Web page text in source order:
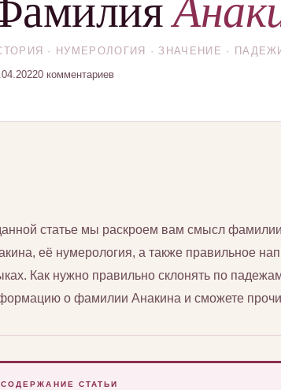
· НУМЕРОЛОГИЯ · ЗНАЧЕНИЕ ·
0 комментариев
статье мы раскроем вам смысл
её нумерология, а также правильное
Как нужно правильно склонять по
о фамилии Анакина и сможете
СОДЕРЖАНИЕ СТАТЬИ